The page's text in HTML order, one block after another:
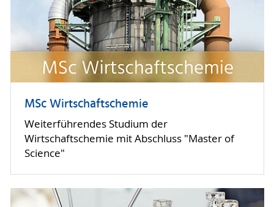
Attest für alle Prüfungen im ausgewiesenen
Zeitraum der Prüfungsunfähigkeit.
[1] Unverzüglich bedeutet: ohne schuldhaftes
Zögern (§121 Abs. 1 BGB)
MSc Wirtschaftschemie
Weiterführendes Studium der
Wirtschaftschemie mit Abschluss "Master of
Science"